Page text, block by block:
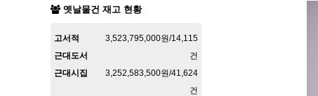
옛날물건 재고 현황
고서적
3,523,795,000원/14,115
건
근대도서
3,252,583,500원/41,624
건
근대시집